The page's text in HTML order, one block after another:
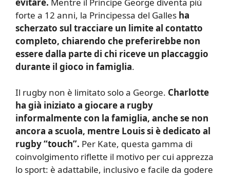
forte a 12 anni, la Principessa del Galles ha
scherzato sul tracciare un limite al contatto
completo, chiarendo che preferirebbe non
essere dalla parte di chi riceve un placcaggio
durante il gioco in famiglia.
Il rugby non è limitato solo a George. Charlotte
ha già iniziato a giocare a rugby
informalmente con la famiglia, anche se non
ancora a scuola, mentre Louis si è dedicato al
rugby “touch”. Per Kate, questa gamma di
coinvolgimento riflette il motivo per cui apprezza
lo sport: è adattabile, inclusivo e facile da godere